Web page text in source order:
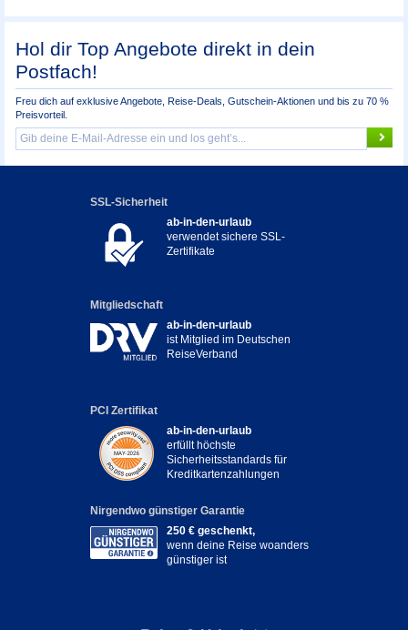
Hol dir Top Angebote direkt in dein
Postfach!
Freu dich auf exklusive Angebote, Reise-Deals, Gutschein-Aktionen und bis zu 70 %
Preisvorteil.
SSL-Sicherheit
ab-in-den-urlaub
verwendet sichere SSL-
Zertifikate
Mitgliedschaft
ab-in-den-urlaub
ist Mitglied im Deutschen
ReiseVerband
PCI Zertifikat
ab-in-den-urlaub
erfüllt höchste
Sicherheitsstandards für
Kreditkartenzahlungen
Nirgendwo günstiger Garantie
250 € geschenkt,
wenn deine Reise woanders
günstiger ist